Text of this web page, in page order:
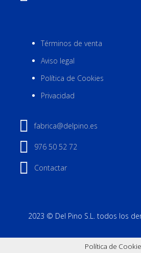
Términos de venta
Aviso legal
Política de Cookies
Privacidad
fabrica@delpino.es
976 50 52 72
Contactar
2023 © Del Pino S.L. todos los
Política de